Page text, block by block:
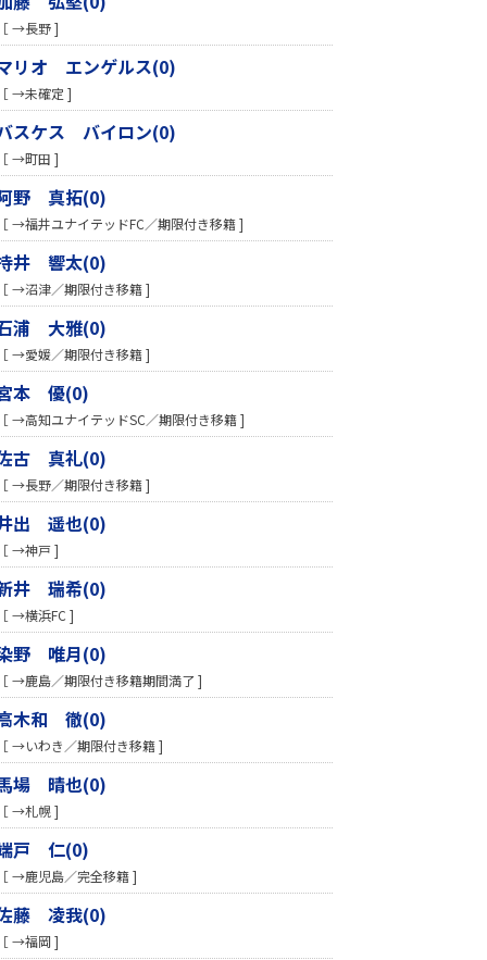
→長野 ]
リオ エンゲルス(0)
→未確定 ]
スケス バイロン(0)
→町田 ]
野 真拓(0)
→福井ユナイテッドFC／期限付き移籍 ]
井 響太(0)
→沼津／期限付き移籍 ]
浦 大雅(0)
→愛媛／期限付き移籍 ]
本 優(0)
→高知ユナイテッドSC／期限付き移籍 ]
古 真礼(0)
→長野／期限付き移籍 ]
出 遥也(0)
→神戸 ]
井 瑞希(0)
→横浜FC ]
野 唯月(0)
→鹿島／期限付き移籍期間満了 ]
木和 徹(0)
→いわき／期限付き移籍 ]
場 晴也(0)
→札幌 ]
戸 仁(0)
→鹿児島／完全移籍 ]
藤 凌我(0)
→福岡 ]